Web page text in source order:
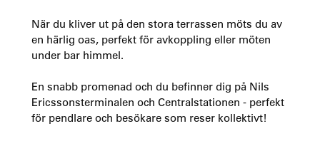
När du kliver ut på den stora terrassen möts du av
en härlig oas, perfekt för avkoppling eller möten
under bar himmel.
En snabb promenad och du befinner dig på Nils
Ericssonsterminalen och Centralstationen - perfekt
för pendlare och besökare som reser kollektivt!